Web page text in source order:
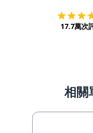
17.7萬次
相關